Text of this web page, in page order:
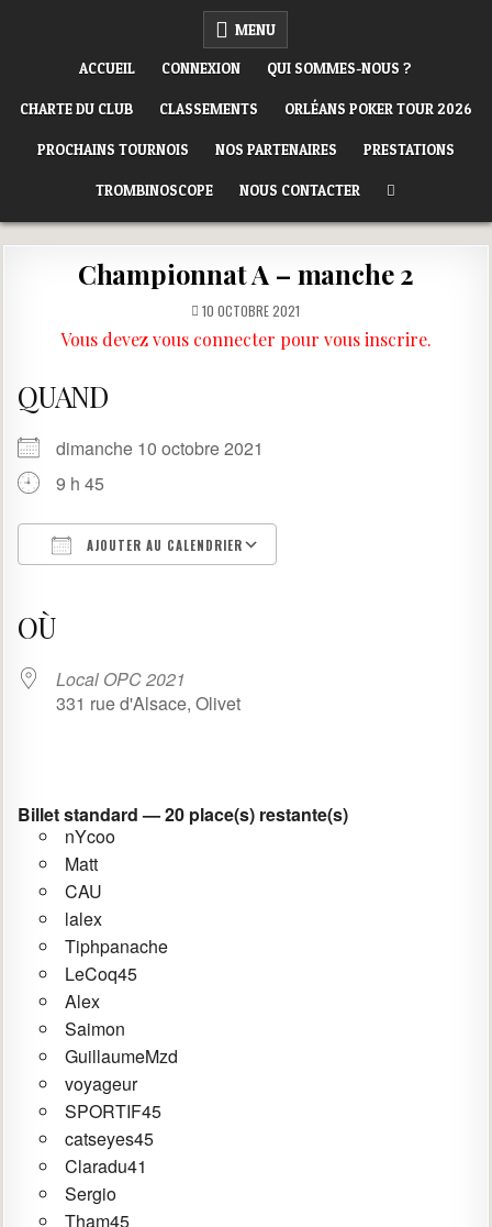
ORLÉANS POKER CLUB MENU
ACCUEIL CONNEXION QUI SOMMES-NOUS ?
CHARTE DU CLUB CLASSEMENTS ORLÉANS POKER TOUR 2026
PROCHAINS TOURNOIS NOS PARTENAIRES PRESTATIONS
TROMBINOSCOPE NOUS CONTACTER
Championnat A – manche 2
10 OCTOBRE 2021
Vous devez vous connecter pour vous inscrire.
QUAND
dimanche 10 octobre 2021
9 h 45
AJOUTER AU CALENDRIER
OÙ
Local OPC 2021
331 rue d'Alsace, Olivet
Billet standard — 20 place(s) restante(s)
nYcoo
Matt
CAU
lalex
Tiphpanache
LeCoq45
Alex
Saimon
GuillaumeMzd
voyageur
SPORTIF45
catseyes45
Claradu41
Sergio
Tham45